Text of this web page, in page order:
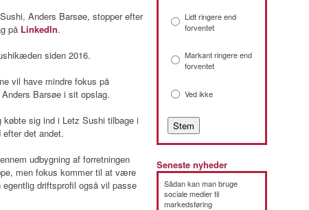
Anders Barsøe, stopper efter
på LinkedIn.
siden 2016.
vil have mindre fokus på
Barsøe i sit opslag.
købte sig ind i Letz Sushi tilbage i
det andet.
udbygning af forretningen
men fokus kommer til at være
driftsprofil også vil passe
Lidt ringere end
forventet
Markant ringere end
forventet
Ved ikke
Seneste nyheder
Sådan kan man bruge
sociale medier til
markedsføring